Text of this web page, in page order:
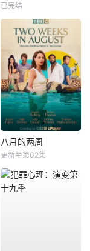
已完结
八月的两周
更新至第02集